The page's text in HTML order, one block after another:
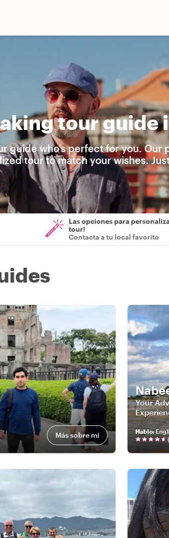
tour guide
guide who’s perfect for you. Our
tour to match your wishes.
Las opciones para
tour!
Contacta a tu local favorito
Más sobre mí
Your
Hablo:
(